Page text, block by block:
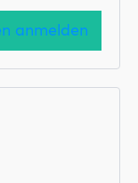
anmelden